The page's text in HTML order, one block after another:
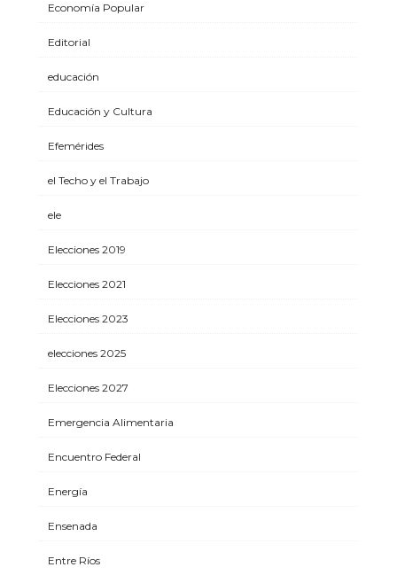
Economía Popular
Editorial
educación
Educación y Cultura
Efemérides
el Techo y el Trabajo
ele
Elecciones 2019
Elecciones 2021
Elecciones 2023
elecciones 2025
Elecciones 2027
Emergencia Alimentaria
Encuentro Federal
Energía
Ensenada
Entre Ríos